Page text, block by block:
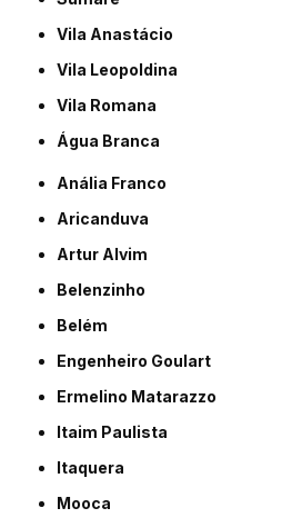
Vila Anastácio
Vila Leopoldina
Vila Romana
Água Branca
Anália Franco
Aricanduva
Artur Alvim
Belenzinho
Belém
Engenheiro Goulart
Ermelino Matarazzo
Itaim Paulista
Itaquera
Mooca